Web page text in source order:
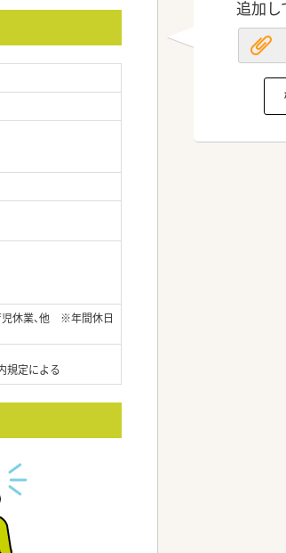
育児休業、他 ※年間休日
規定による
追加し